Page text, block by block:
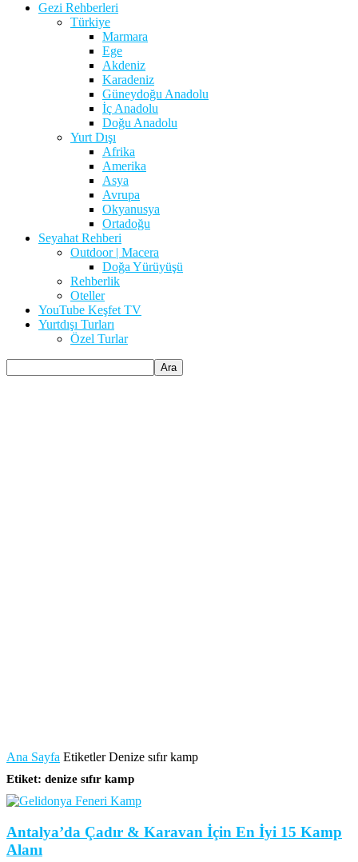
Gezi Rehberleri
Türkiye
Marmara
Ege
Akdeniz
Karadeniz
Güneydoğu Anadolu
İç Anadolu
Doğu Anadolu
Yurt Dışı
Afrika
Amerika
Asya
Avrupa
Okyanusya
Ortadoğu
Seyahat Rehberi
Outdoor | Macera
Doğa Yürüyüşü
Rehberlik
Oteller
YouTube Keşfet TV
Yurtdışı Turları
Özel Turlar
Ana Sayfa Etiketler Denize sıfır kamp
Etiket: denize sıfır kamp
Antalya’da Çadır & Karavan İçin En İyi 15 Kamp
Alanı